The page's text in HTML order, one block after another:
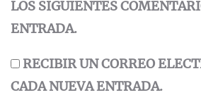
LOS SIGUIENTES
ENTRADA.
RECIBIR UN CORREO
CADA NUEVA ENTRADA.